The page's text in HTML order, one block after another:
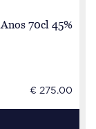
70cl 45%
€ 275.00